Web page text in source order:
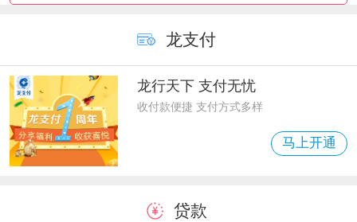
龙支付
龙行天下 支付无忧
收付款便捷 支付方式多样
马上开通
贷款